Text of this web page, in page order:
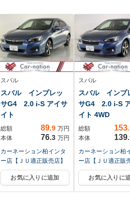
煙車
スバル
スバル インプレッ
サG4 2.0 i-S アイサ
イト
総額 89.9 万円
本体
76.3 万円
カーネーション柏インタ
ー店【ＪＵ適正販売店】
お気に入りに追加
スバル
スバル インプ
サG4 2.0 i-S
イト 4WD
総額 153
本体
139
カーネーション柏
ー店【ＪＵ適正販
お気に入りに